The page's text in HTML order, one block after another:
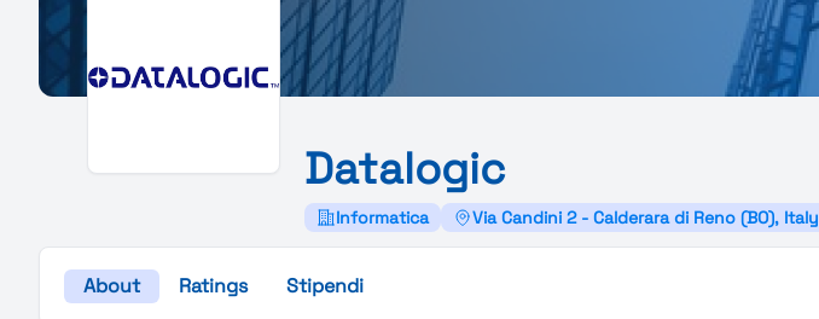
Datalogic
Informatica Via Candini 2 - Calderara di Reno (BO), Italy
About Ratings Stipendi